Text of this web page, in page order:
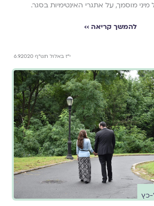
מיני מוסמך, על אתגרי האינטימיות בסגר.
להמשך קריאה ››
י"ז באלול תש"ף 6.9.2020
כץ